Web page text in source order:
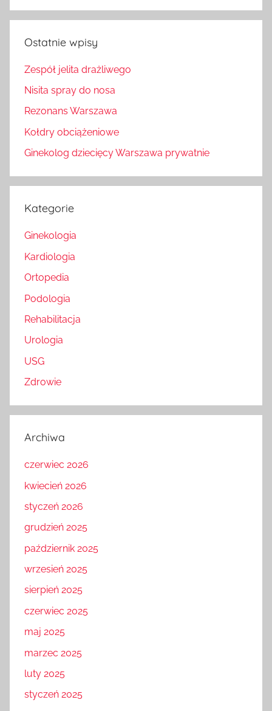
Ostatnie wpisy
Zespół jelita drażliwego
Nisita spray do nosa
Rezonans Warszawa
Kołdry obciążeniowe
Ginekolog dziecięcy Warszawa prywatnie
Kategorie
Ginekologia
Kardiologia
Ortopedia
Podologia
Rehabilitacja
Urologia
USG
Zdrowie
Archiwa
czerwiec 2026
kwiecień 2026
styczeń 2026
grudzień 2025
październik 2025
wrzesień 2025
sierpień 2025
czerwiec 2025
maj 2025
marzec 2025
luty 2025
styczeń 2025